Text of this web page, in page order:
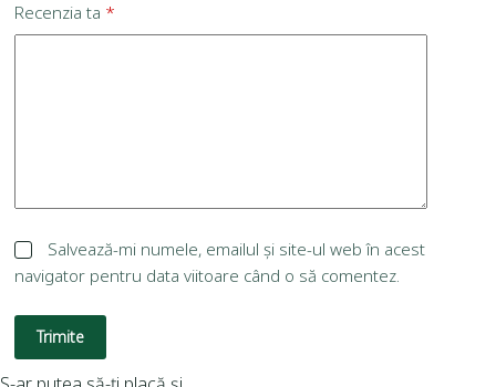
Recenzia ta *
Salvează-mi numele, emailul și site-ul web în acest
navigator pentru data viitoare când o să comentez.
Trimite